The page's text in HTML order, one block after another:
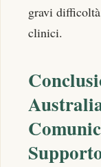
gravi
clinici.